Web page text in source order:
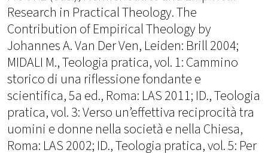
Research in Practical Theology. The
Contribution of Empirical Theology by
Johannes A. Van Der Ven, Leiden: Brill 2004;
MIDALI M., Teologia pratica, vol. 1: Cammino
storico di una riflessione fondante e
scientifica, 5a ed., Roma: LAS 2011; ID., Teologia
pratica, vol. 3: Verso un’effettiva reciprocità tra
uomini e donne nella società e nella Chiesa,
Roma: LAS 2002; ID., Teologia pratica, vol. 5: Per